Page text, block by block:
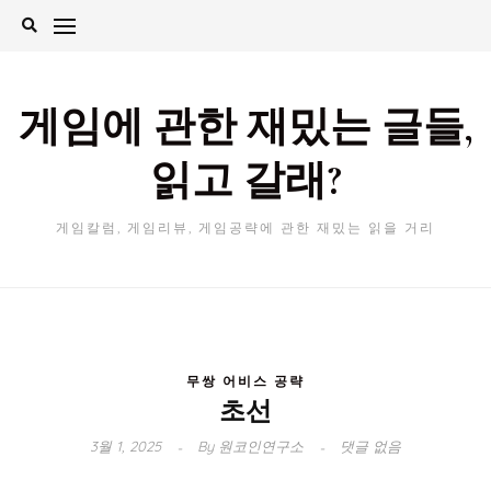
Skip
게임에 관한 재밌는 글들,
읽고 갈래?
게임칼럼, 게임리뷰, 게임공략에 관한 재밌는 읽을 거리
무쌍 어비스 공략
초선
3월 1, 2025 By원코인연구소 댓글 없음